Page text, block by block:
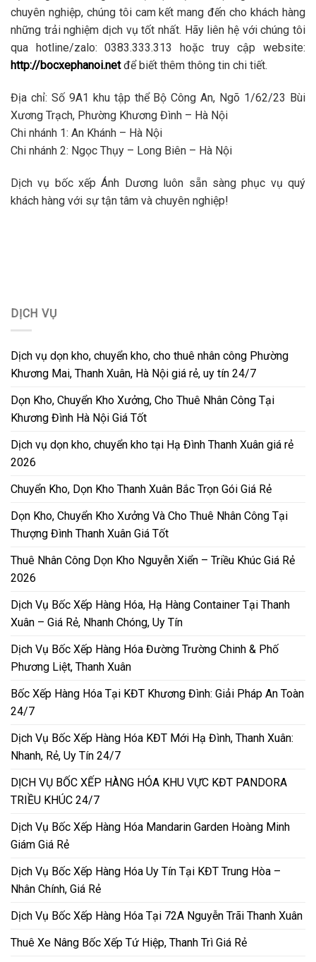
chuyên nghiệp, chúng tôi cam kết mang đến cho khách hàng
những trải nghiệm dịch vụ tốt nhất. Hãy liên hệ với chúng tôi
qua hotline/zalo: 0383.333.313 hoặc truy cập website:
http://bocxephanoi.netđể biết thêm thông tin chi tiết.
Địa chỉ: Số 9A1 khu tập thể Bộ Công An, Ngõ 1/62/23 Bùi
Xương Trạch, Phường Khương Đình – Hà Nội
Chi nhánh 1: An Khánh – Hà Nội
Chi nhánh 2: Ngọc Thụy – Long Biên – Hà Nội
Dịch vụ bốc xếp Ánh Dương luôn sẵn sàng phục vụ quý
khách hàng với sự tận tâm và chuyên nghiệp!
DỊCH VỤ
Dịch vụ dọn kho, chuyển kho, cho thuê nhân công Phường
Khương Mai, Thanh Xuân, Hà Nội giá rẻ, uy tín 24/7
Dọn Kho, Chuyển Kho Xưởng, Cho Thuê Nhân Công Tại
Khương Đình Hà Nội Giá Tốt
Dịch vụ dọn kho, chuyển kho tại Hạ Đình Thanh Xuân giá rẻ
2026
Chuyển Kho, Dọn Kho Thanh Xuân Bắc Trọn Gói Giá Rẻ
Dọn Kho, Chuyển Kho Xưởng Và Cho Thuê Nhân Công Tại
Thượng Đình Thanh Xuân Giá Tốt
Thuê Nhân Công Dọn Kho Nguyễn Xiển – Triều Khúc Giá Rẻ
2026
Dịch Vụ Bốc Xếp Hàng Hóa, Hạ Hàng Container Tại Thanh
Xuân – Giá Rẻ, Nhanh Chóng, Uy Tín
Dịch Vụ Bốc Xếp Hàng Hóa Đường Trường Chinh & Phố
Phương Liệt, Thanh Xuân
Bốc Xếp Hàng Hóa Tại KĐT Khương Đình: Giải Pháp An Toàn
24/7
Dịch Vụ Bốc Xếp Hàng Hóa KĐT Mới Hạ Đình, Thanh Xuân:
Nhanh, Rẻ, Uy Tín 24/7
DỊCH VỤ BỐC XẾP HÀNG HÓA KHU VỰC KĐT PANDORA
TRIỀU KHÚC 24/7
Dịch Vụ Bốc Xếp Hàng Hóa Mandarin Garden Hoàng Minh
Giám Giá Rẻ
Dịch Vụ Bốc Xếp Hàng Hóa Uy Tín Tại KĐT Trung Hòa –
Nhân Chính, Giá Rẻ
Dịch Vụ Bốc Xếp Hàng Hóa Tại 72A Nguyễn Trãi Thanh Xuân
Thuê Xe Nâng Bốc Xếp Tứ Hiệp, Thanh Trì Giá Rẻ